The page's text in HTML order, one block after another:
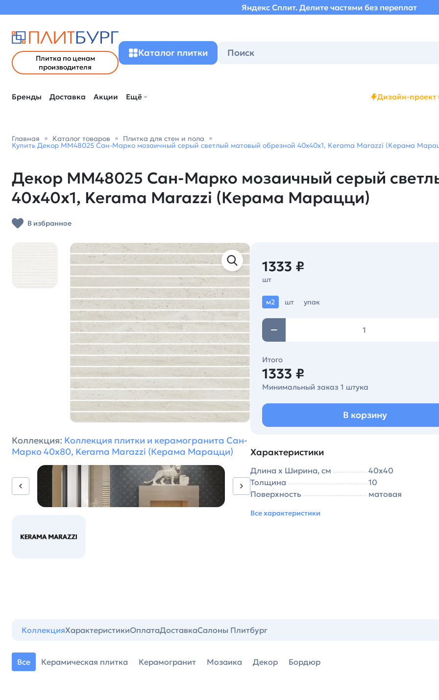
Яндекс Сплит. Делите частями без переплат
Плитка по ценам
производителя
Каталог плитки
Бренды Доставка Акции Ещё Дизайн-проект
Главная Каталог товаров Плитка для стен и пола
Купить Декор MM48025 Сан-Марко мозаичный серый светлый матовый обрезной 40x40x1, Kerama Marazzi (Керама
Декор MM48025 Сан-Марко мозаичный серый
40x40x1, Kerama Marazzi (Керама Марацци)
В избранное
Коллекция: Коллекция плитки и керамогранита Сан-
Марко 40x80, Kerama Marazzi (Керама Марацци)
1333 ₽
шт
м2 шт упак
Итого
1333 ₽
Минимальный заказ 1 штука
В корзину
Характеристики
Длина х Ширина, см
40х40
Толщина
10
Поверхность
матовая
Все характеристики
КоллекцияХарактеристикиОплатаДоставкаСалоны Плитбург
Все Керамическая плитка Керамогранит Мозаика Декор Бордюр